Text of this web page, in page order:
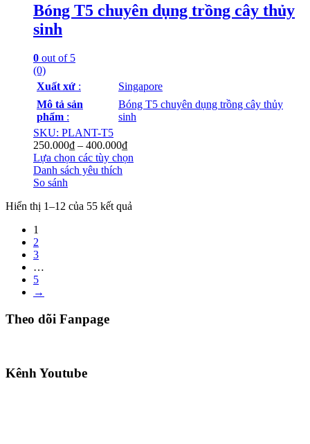
Bóng T5 chuyên dụng trồng cây thủy
sinh
0 out of 5
(0)
Xuất xứ :
Singapore
Mô tả sản
phẩm :
Bóng T5 chuyên dụng trồng cây thủy
sinh
SKU: PLANT-T5
250.000₫ – 400.000₫
Lựa chọn các tùy chọn
Danh sách yêu thích
So sánh
Hiển thị 1–12 của 55 kết quả
1
2
3
…
5
→
Theo dõi Fanpage
Kênh Youtube